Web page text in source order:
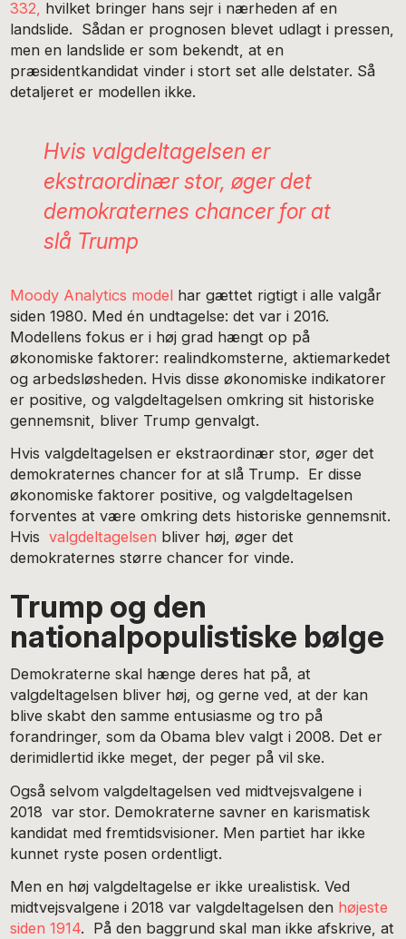
332, hvilket bringer hans sejr i nærheden af en
landslide. Sådan er prognosen blevet udlagt i pressen,
men en landslide er som bekendt, at en
præsidentkandidat vinder i stort set alle delstater. Så
detaljeret er modellen ikke.
Hvis valgdeltagelsen er
ekstraordinær stor, øger det
demokraternes chancer for at
slå Trump
Moody Analytics model har gættet rigtigt i alle valgår
siden 1980. Med én undtagelse: det var i 2016.
Modellens fokus er i høj grad hængt op på
økonomiske faktorer: realindkomsterne, aktiemarkedet
og arbedsløsheden. Hvis disse økonomiske indikatorer
er positive, og valgdeltagelsen omkring sit historiske
gennemsnit, bliver Trump genvalgt.
Hvis valgdeltagelsen er ekstraordinær stor, øger det
demokraternes chancer for at slå Trump. Er disse
økonomiske faktorer positive, og valgdeltagelsen
forventes at være omkring dets historiske gennemsnit.
Hvis valgdeltagelsen bliver høj, øger det
demokraternes større chancer for vinde.
Trump og den
nationalpopulistiske bølge
Demokraterne skal hænge deres hat på, at
valgdeltagelsen bliver høj, og gerne ved, at der kan
blive skabt den samme entusiasme og tro på
forandringer, som da Obama blev valgt i 2008. Det er
derimidlertid ikke meget, der peger på vil ske.
Også selvom valgdeltagelsen ved midtvejsvalgene i
2018 var stor. Demokraterne savner en karismatisk
kandidat med fremtidsvisioner. Men partiet har ikke
kunnet ryste posen ordentligt.
Men en høj valgdeltagelse er ikke urealistisk. Ved
midtvejsvalgene i 2018 var valgdeltagelsen den højeste
siden 1914. På den baggrund skal man ikke afskrive, at